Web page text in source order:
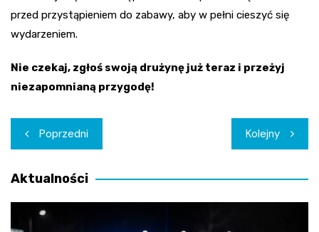
przed przystąpieniem do zabawy, aby w pełni cieszyć się
wydarzeniem.
Nie czekaj, zgłoś swoją drużynę już teraz i przeżyj
niezapomnianą przygodę!
Nawigacja
wpisu
Poprzedni Kolejny
Aktualności